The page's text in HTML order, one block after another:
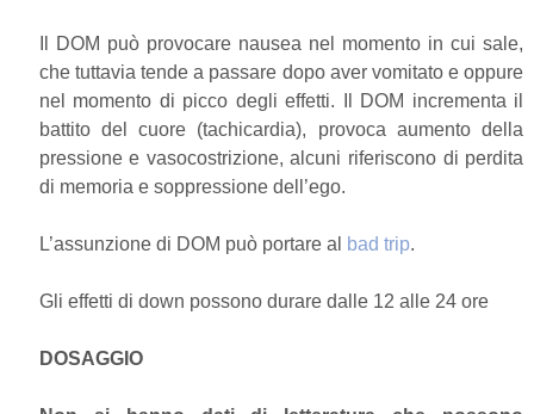
Il DOM può provocare nausea nel momento in cui sale,
che tuttavia tende a passare dopo aver vomitato e oppure
nel momento di picco degli effetti. Il DOM incrementa il
battito del cuore (tachicardia), provoca aumento della
pressione e vasocostrizione, alcuni riferiscono di perdita
di memoria e soppressione dell’ego.
L’assunzione di DOM può portare al bad trip.
Gli effetti di down possono durare dalle 12 alle 24 ore
DOSAGGIO